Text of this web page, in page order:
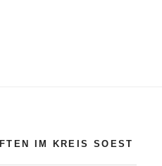
IM KREIS SOEST